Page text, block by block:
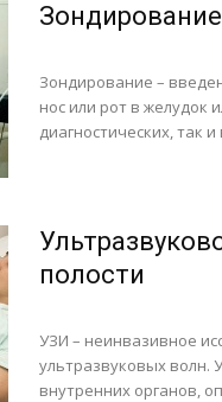
Зондирование
Зондирование –
нос или рот в желудок
диагностических, так и
полости
УЗИ – неинвазивное
ультразвуковых волн.
внутренних органов,